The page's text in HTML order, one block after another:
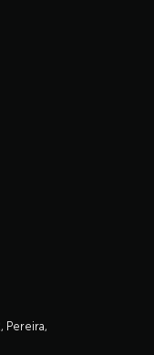
Pereira,